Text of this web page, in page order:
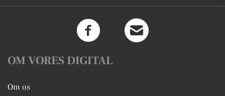
OM VORES DIGITAL
Om os